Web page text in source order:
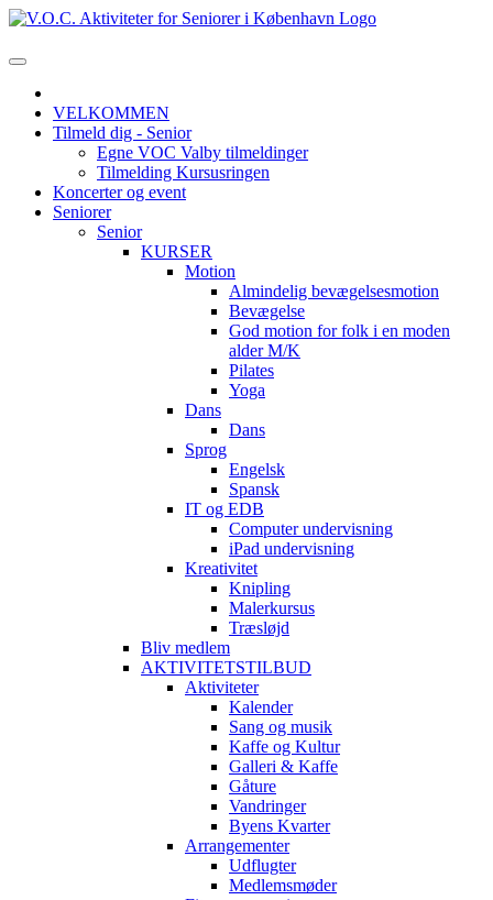
VELKOMMEN
Tilmeld dig - Senior
Egne VOC Valby tilmeldinger
Tilmelding Kursusringen
Koncerter og event
Seniorer
Senior
KURSER
Motion
Almindelig bevægelsesmotion
Bevægelse
God motion for folk i en moden
alder M/K
Pilates
Yoga
Dans
Dans
Sprog
Engelsk
Spansk
IT og EDB
Computer undervisning
iPad undervisning
Kreativitet
Knipling
Malerkursus
Træsløjd
Bliv medlem
AKTIVITETSTILBUD
Aktiviteter
Kalender
Sang og musik
Kaffe og Kultur
Galleri & Kaffe
Gåture
Vandringer
Byens Kvarter
Arrangementer
Udflugter
Medlemsmøder